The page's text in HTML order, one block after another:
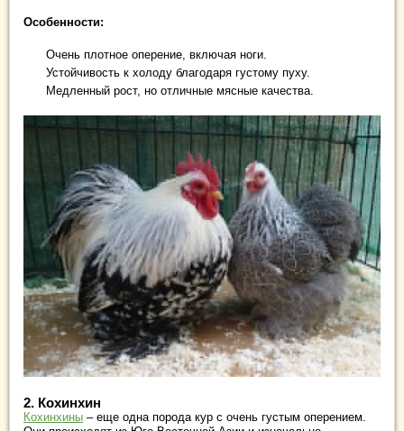
Особенности:
Очень плотное оперение, включая ноги.
Устойчивость к холоду благодаря густому пуху.
Медленный рост, но отличные мясные качества.
2. Кохинхин
Кохинхины – еще одна порода кур с очень густым оперением.